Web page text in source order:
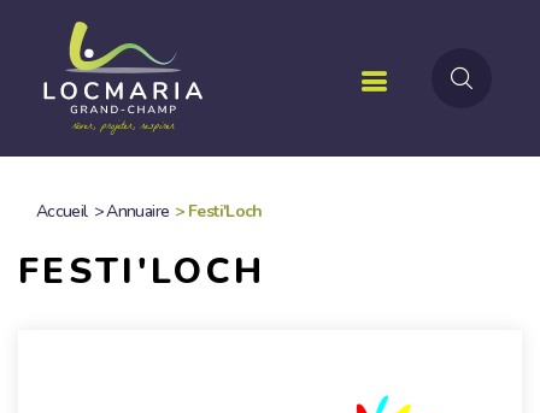
contenu
principal
FIL
D'ARIANE
Accueil >Annuaire >Festi'Loch
FESTI'LOCH